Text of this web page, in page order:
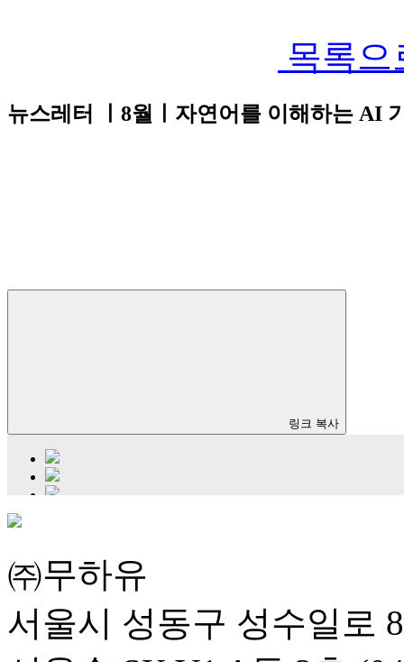
목록으
뉴스레터 ㅣ8월ㅣ자연어를 이해하는 AI
링크 복사
㈜무하유
서울시 성동구 성수일로